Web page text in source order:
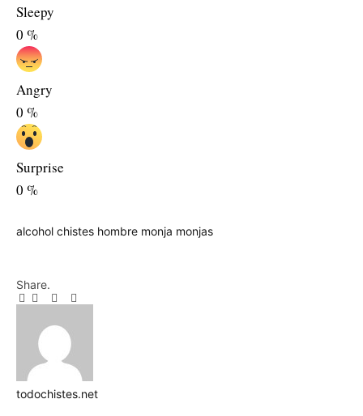
Sleepy
0 %
Angry
0 %
Surprise
0 %
alcohol chistes hombre monja monjas
Share.
Facebook
Twitter
Pinterest
LinkedIn
Tumblr
Email
todochistes.net